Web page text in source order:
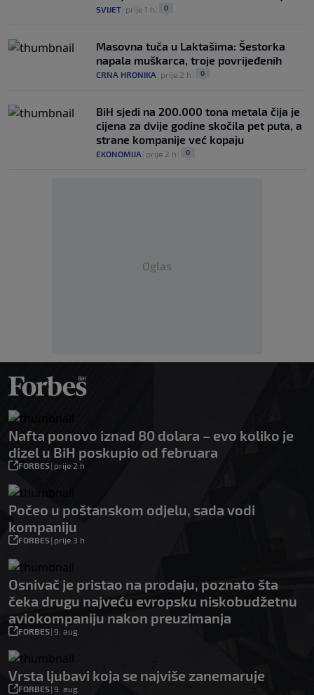
SVIJET prije 1 h 0
Masovna tuča u Laktašima: Šestorka
napala muškarca, troje povrijeđenih
CRNA HRONIKA prije 2 h 0
BiH sjedi na 200.000 tona metala čija je
cijena za dvije godine skočila pet puta, a
strane kompanije već kopaju
EKONOMIJA prije 2 h 0
Oglas
Nafta ponovo iznad 80 dolara – evo koliko je
dizel u BiH poskupio od februara
FORBES| prije 2 h
Počeo u poštanskom odjelu, sada vodi
kompaniju
FORBES| prije 3 h
Osnivač je pristao na prodaju, poznato šta
čeka drugu najveću evropsku niskobudžetnu
aviokompaniju nakon preuzimanja
FORBES| 9. aug.
Vrsta ljubavi koja se najviše zanemaruje
FORBES| 9. aug.